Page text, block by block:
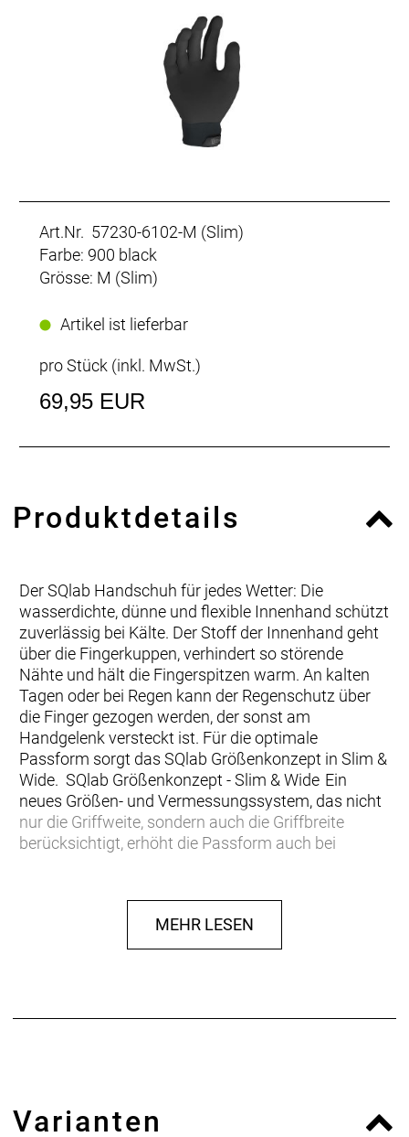
Art.Nr. 57230-6102-M (Slim)
Farbe: 900 black
Grösse: M (Slim)
Artikel ist lieferbar
pro Stück (inkl. MwSt.)
69,95 EUR
Produktdetails
Der SQlab Handschuh für jedes Wetter: Die
wasserdichte, dünne und flexible Innenhand schützt
zuverlässig bei Kälte. Der Stoff der Innenhand geht
über die Fingerkuppen, verhindert so störende
Nähte und hält die Fingerspitzen warm. An kalten
Tagen oder bei Regen kann der Regenschutz über
die Finger gezogen werden, der sonst am
Handgelenk versteckt ist. Für die optimale
Passform sorgt das SQlab Größenkonzept in Slim &
Wide. SQlab Größenkonzept - Slim & Wide Ein
neues Größen- und Vermessungssystem, das nicht
nur die Griffweite, sondern auch die Griffbreite
berücksichtigt, erhöht die Passform auch bei
Fingern. Griffsicherheit Der Regenschutz mit
separatem Bremsfinger erlaubt es jederzeit den
Bremshebel zu erreichen. + Passform: Slim &
MEHR LESEN
Varianten